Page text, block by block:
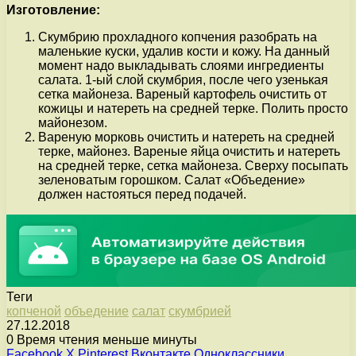
Изготовление:
Скумбрию прохладного копчения разобрать на
маленькие куски, удалив кости и кожу. На данный
момент надо выкладывать слоями ингредиенты
салата. 1-ый слой скумбрия, после чего узенькая
сетка майонеза. Вареный картофель очистить от
кожицы и натереть на средней терке. Полить просто
майонезом.
Вареную морковь очистить и натереть на средней
терке, майонез. Вареные яйца очистить и натереть
на средней терке, сетка майонеза. Сверху посыпать
зеленоватым горошком. Салат «Объедение»
должен настояться перед подачей.
Теги
копченой объедение салат скумбрией
27.12.2018
0 Время чтения меньше минуты